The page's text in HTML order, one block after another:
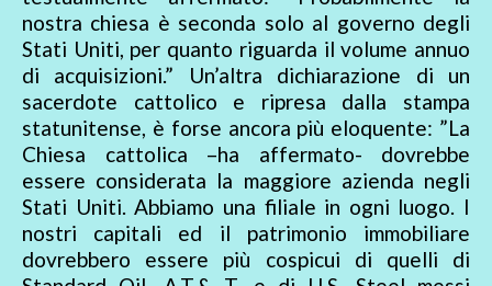
nostra chiesa è seconda solo al governo degli
Stati Uniti, per quanto riguarda il volume annuo
di acquisizioni.” Un’altra dichiarazione di un
sacerdote cattolico e ripresa dalla stampa
statunitense, è forse ancora più eloquente: ”La
Chiesa cattolica –ha affermato- dovrebbe
essere considerata la maggiore azienda negli
Stati Uniti. Abbiamo una filiale in ogni luogo. I
nostri capitali ed il patrimonio immobiliare
dovrebbero essere più cospicui di quelli di